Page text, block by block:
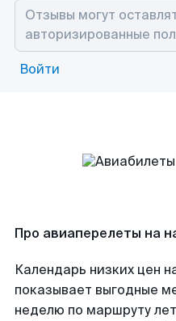
Войти
Про авиаперелеты на
Календарь низких цен
показывает выгодные
неделю по маршруту